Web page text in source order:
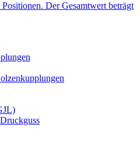
Der Gesamtwert beträgt